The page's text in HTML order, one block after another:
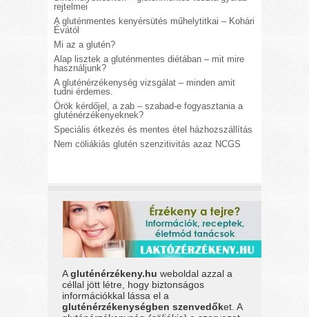
rejtelmei
A gluténmentes kenyérsütés műhelytitkai – Kohári
Évától
Mi az a glutén?
Alap lisztek a gluténmentes diétában – mit mire
használjunk?
A gluténérzékenység vizsgálat – minden amit
tudni érdemes.
Örök kérdőjel, a zab – szabad-e fogyasztania a
gluténérzékenyeknek?
Speciális étkezés és mentes étel házhozszállítás
Nem cöliákiás glutén szenzitivitás azaz NCGS
Agluténérzékeny.hu weboldal azzal a
céllal jött létre, hogy biztonságos
információkkal lássa el a
gluténérzékenységben szenvedőket. A